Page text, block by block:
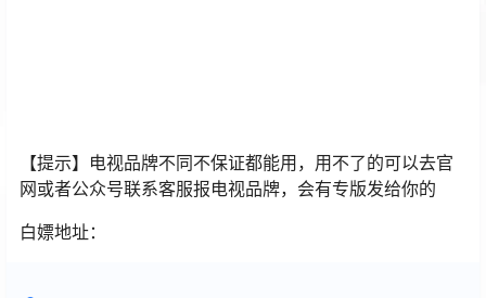
【提示】电视品牌不同不保证都能用，用不了的可以去官
网或者公众号联系客服报电视品牌，会有专版发给你的
白嫖地址：